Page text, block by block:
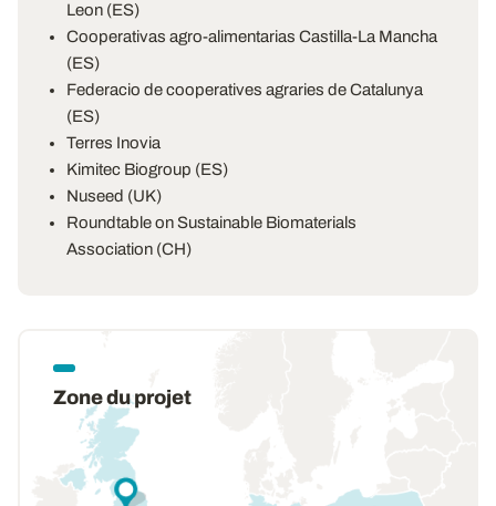
Leon (ES)
Cooperativas agro-alimentarias Castilla-La Mancha
(ES)
Federacio de cooperatives agraries de Catalunya
(ES)
Terres Inovia
Kimitec Biogroup (ES)
Nuseed (UK)
Roundtable on Sustainable Biomaterials
Association (CH)
Zone du projet